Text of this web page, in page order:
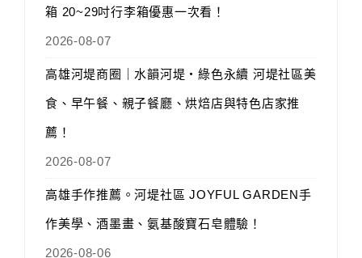
箱 20~29吋行李箱優惠一次看！
2026-08-07
高雄河堤商圈｜水韻河堤‧綠色永續 河堤社區美
食、早午餐、親子餐廳、烘焙店與特色店家推
薦！
2026-08-07
高雄手作推薦。河堤社區 JOYFUL GARDEN手
作美學、酒墨畫、氨基酸寶石皂體驗！
2026-08-06